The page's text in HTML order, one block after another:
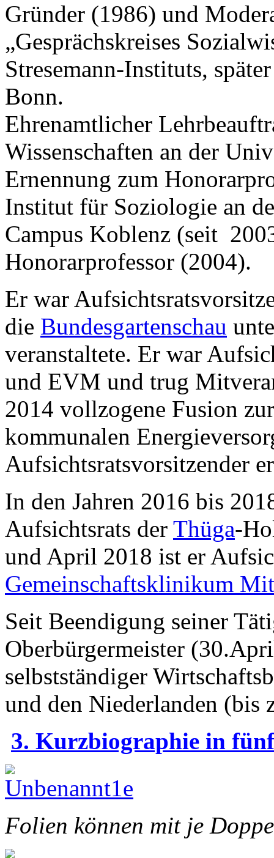
Gründer (1986) und
„Gesprächskreises
Stresemann-Instituts,
Bonn.
Ehrenamtlicher
Wissenschaften an der
Ernennung zum
Institut für Soziologie an
Campus Koblenz (seit
Honorarprofessor (2004).
Er war
die Bundesgartenschau
veranstaltete. Er war
und EVM und trug
2014 vollzogene Fusion
kommunalen
Aufsichtsratsvorsitzender
In den Jahren 2016 bis
Aufsichtsrats der Thüga-
und April 2018 ist er
Gemeinschaftsklinikum
Seit Beendigung seiner
Oberbürgermeister
selbstständiger
und den Niederlanden (bis
3. Kurzbiographie in
Folien können mit je